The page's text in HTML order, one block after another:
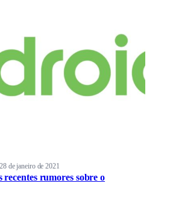
28 de janeiro de 2021
recentes rumores sobre o